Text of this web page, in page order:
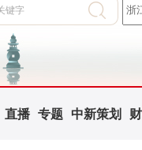
直播 专题 中新策划